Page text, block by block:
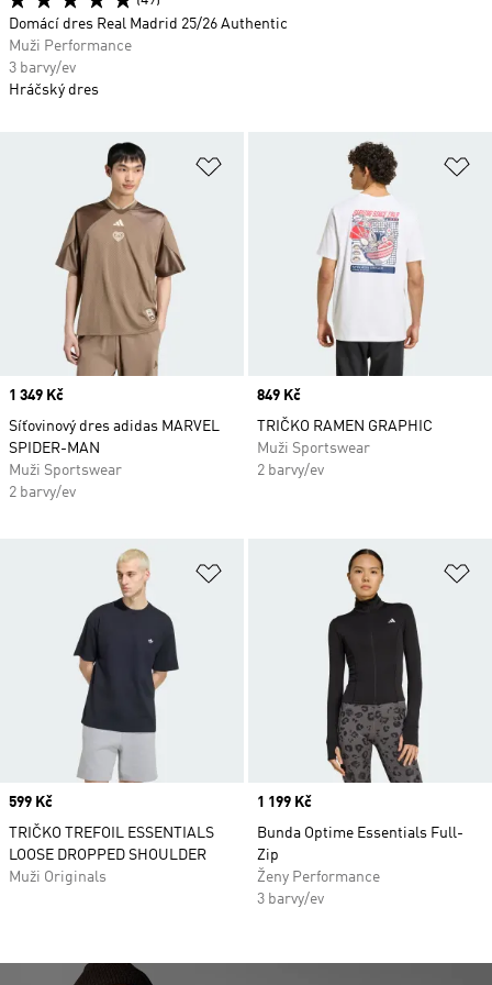
Přidat do seznamu přání
Price
1 349 Kč
Síťovinový dres adidas MARVEL
SPIDER-MAN
Muži Sportswear
2 barvy/ev
Price
849 Kč
TRIČKO RAMEN GRAPHIC
Muži Sportswear
2 barvy/ev
Přidat do seznamu přání
Price
599 Kč
TRIČKO TREFOIL ESSENTIALS
LOOSE DROPPED SHOULDER
Muži Originals
Price
1 199 Kč
Bunda Optime Essentials Full-
Zip
Ženy Performance
3 barvy/ev
Domácí dres Real Madrid 25/26 Authentic
Muži Performance
3 barvy/ev
Hráčský dres